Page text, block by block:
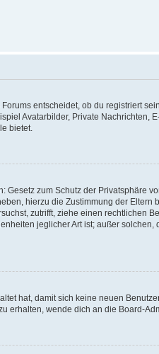
entscheidet, ob du registriert
Avatarbilder, Private
bietet.
zum Schutz der Privatsphäre
hierzu die Zustimmung der
zutrifft, ziehe einen rechtlichen
jeglicher Art ist; außer
hat, damit sich keine neuen
erhalten, wende dich an die Board-